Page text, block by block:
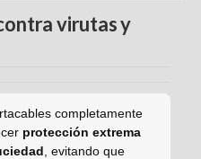
virutas y
completamente
protección extrema
, evitando que